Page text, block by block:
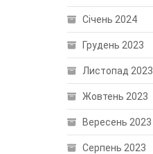
Січень 2024
Грудень 2023
Листопад 2023
Жовтень 2023
Вересень 2023
Серпень 2023